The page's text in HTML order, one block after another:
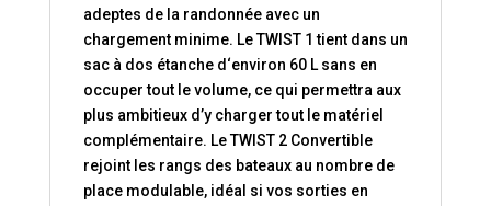
adeptes de la randonnée avec un
chargement minime. Le TWIST 1 tient dans un
sac à dos étanche d‘environ 60 L sans en
occuper tout le volume, ce qui permettra aux
plus ambitieux d’y charger tout le matériel
complémentaire. Le TWIST 2 Convertible
rejoint les rangs des bateaux au nombre de
place modulable, idéal si vos sorties en